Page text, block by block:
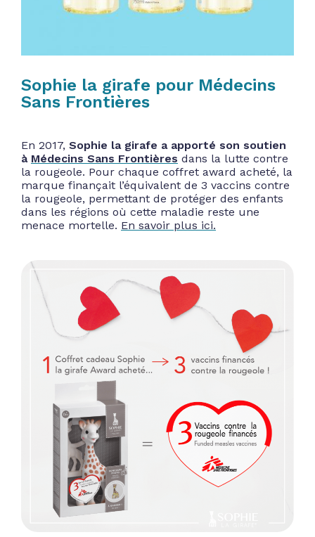
Sophie la girafe pour Médecins
Sans Frontières
En 2017, Sophie la girafe a apporté son soutien
à Médecins Sans Frontières dans la lutte contre
la rougeole. Pour chaque coffret award acheté, la
marque finançait l’équivalent de 3 vaccins contre
la rougeole, permettant de protéger des enfants
dans les régions où cette maladie reste une
menace mortelle. En savoir plus ici.